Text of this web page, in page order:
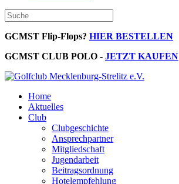
GCMST Flip-Flops? HIER BESTELLEN
GCMST CLUB POLO - JETZT KAUFEN
Home
Aktuelles
Club
Clubgeschichte
Ansprechpartner
Mitgliedschaft
Jugendarbeit
Beitragsordnung
Hotelempfehlung